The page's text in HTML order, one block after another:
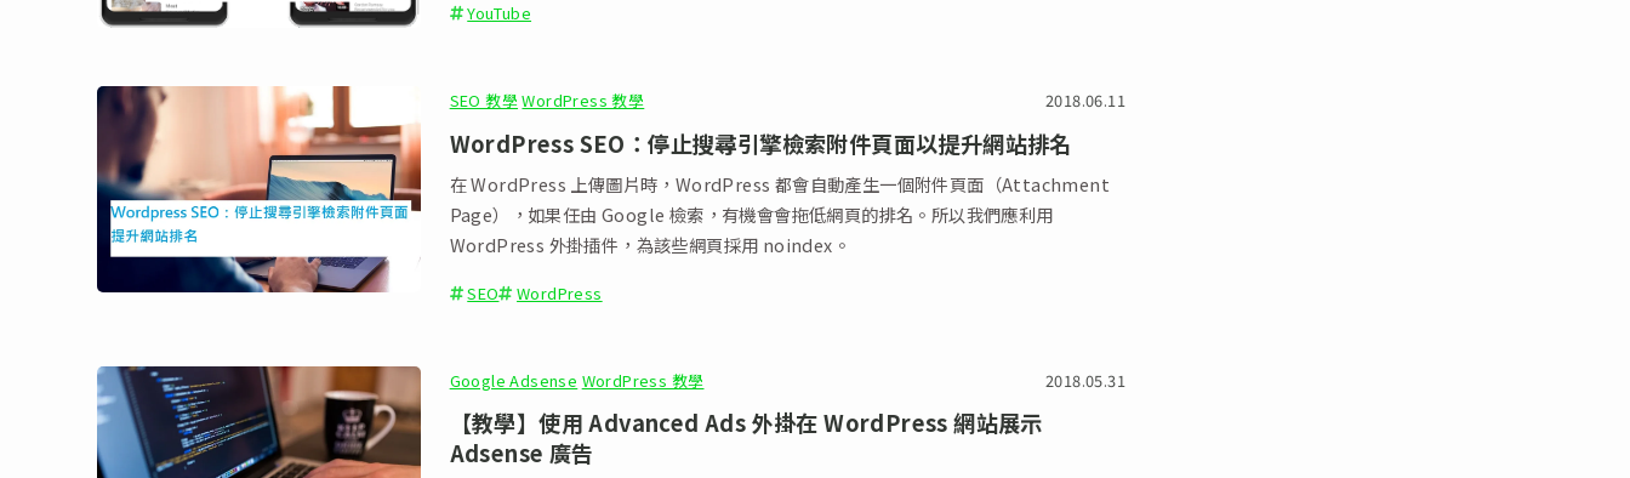
YouTube
SEO 教學WordPress 教學 2018.06.11
WordPress SEO：停止搜尋引擎檢索附件頁面以提升網站排名
在 WordPress 上傳圖片時，WordPress 都會自動產生一個附件頁面（Attachment
Page），如果任由 Google 檢索，有機會會拖低網頁的排名。所以我們應利用
WordPress 外掛插件，為該些網頁採用 noindex。
SEO WordPress
Google Adsense WordPress 教學 2018.05.31
【教學】使用 Advanced Ads 外掛在 WordPress 網站展示
Adsense 廣告